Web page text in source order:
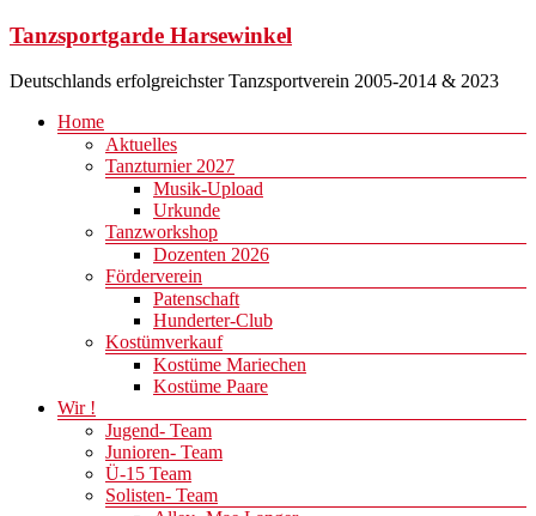
Zum
springen
Tanzsportgarde Harsewinkel
Deutschlands erfolgreichster Tanzsportverein 2005-2014 & 2023
Menü
Home
Aktuelles
Tanzturnier 2027
Musik-Upload
Urkunde
Tanzworkshop
Dozenten 2026
Förderverein
Patenschaft
Hunderter-Club
Kostümverkauf
Kostüme Mariechen
Kostüme Paare
Wir !
Jugend- Team
Junioren- Team
Ü-15 Team
Solisten- Team